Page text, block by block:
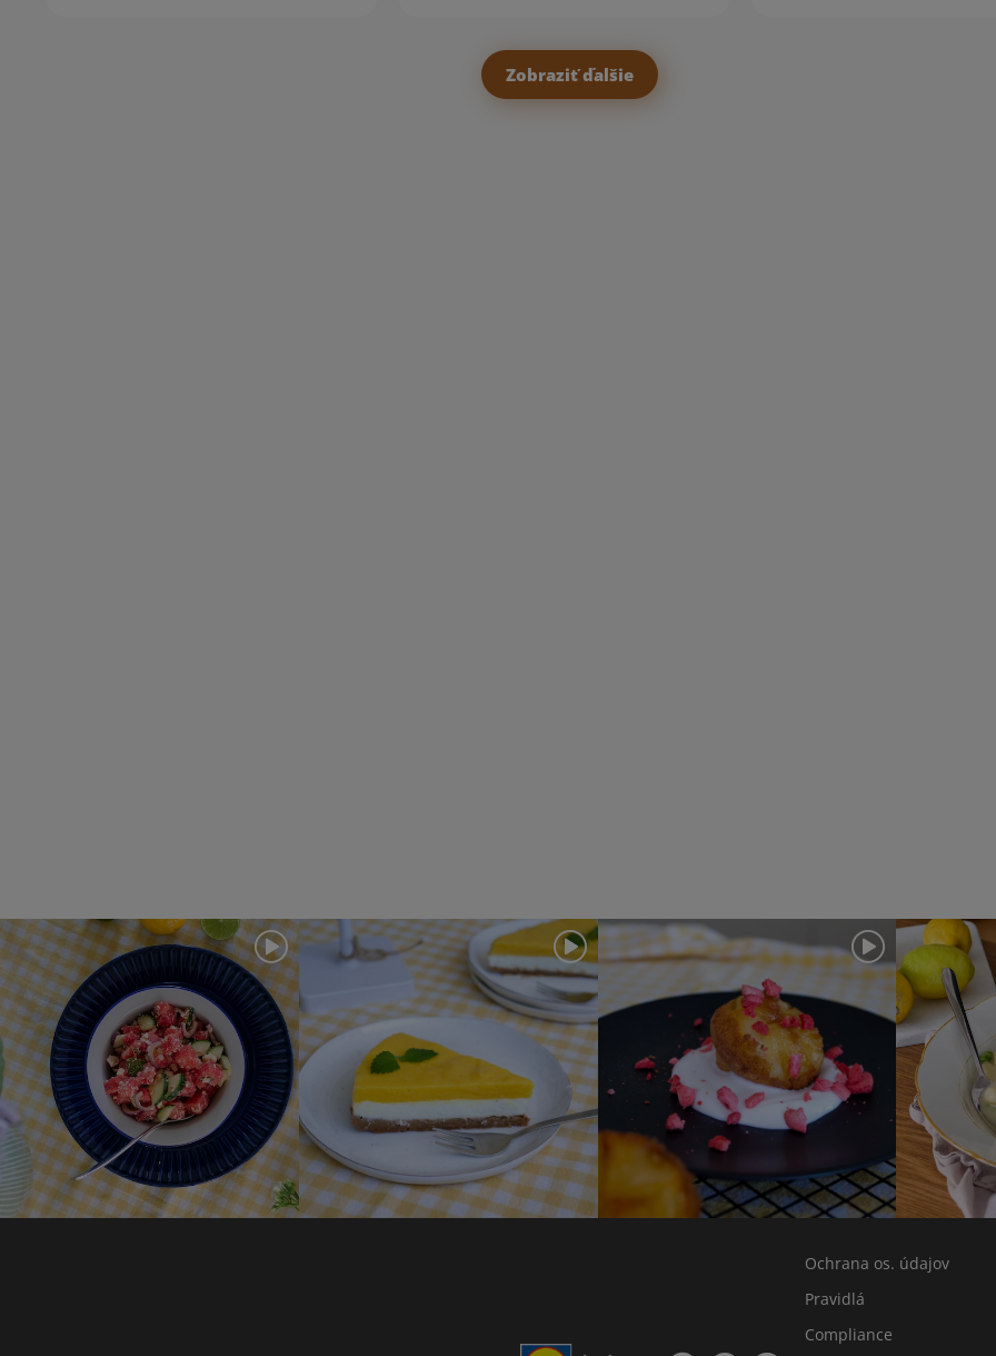
Zobraziť ďalšie
Ochrana os. údajov
Pravidlá
Compliance